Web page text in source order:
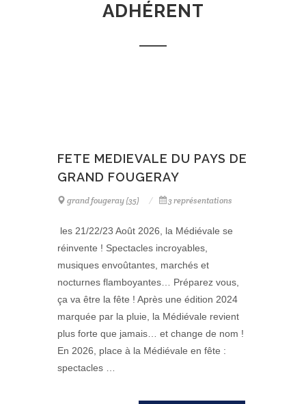
ADHÉRENT
FETE MEDIEVALE DU PAYS DE
GRAND FOUGERAY
grand fougeray (35) 3 représentations
les 21/22/23 Août 2026, la Médiévale se
réinvente ! Spectacles incroyables,
musiques envoûtantes, marchés et
nocturnes flamboyantes… Préparez vous,
ça va être la fête ! Après une édition 2024
marquée par la pluie, la Médiévale revient
plus forte que jamais… et change de nom !
En 2026, place à la Médiévale en fête :
spectacles …